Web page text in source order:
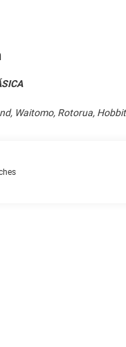
Waitomo, Rotorua,